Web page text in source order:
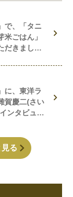
で、「タニ
米ごはん」
だきまし
に、東洋ラ
賀慶二(さい
ンタビュー
る